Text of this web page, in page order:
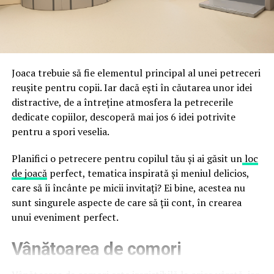
împreună, nu în tensiune una cu cealaltă, pe toată
durata de viață a amenajării, indiferent de câte sezoane
Directoratul Național de Securitate Cibernetică (DNSC)
financiare. Instituția recomandă verificarea atentă a
sursei mesajelor și raportarea incidentelor la numărul
unic 1911.
Campaniile identificate în ultimele săptămâni folosesc
false de streaming, coduri QR malițioase și mesaje care
promit bilete, rambursări, premii sau acces gratuit la
meciuri. FBI a emis în luna mai un avertisment privind
site-urile care clonează platforma oficială prin
modificări minore ale denumirii domeniului, precum
a colecta date personale și bancare.
Joaca trebuie să fie elementul principal al unei petreceri
reușite pentru copii. Iar dacă ești în căutarea unor idei
distractive, de a întreține atmosfera la petrecerile
dedicate copiilor, descoperă mai jos 6 idei potrivite
pentru a spori veselia.
Planifici o petrecere pentru copilul tău și ai găsit unloc
de joacăperfect, tematica inspirată și meniul delicios,
care să îi încânte pe micii invitați? Ei bine, acestea nu
sunt singurele aspecte de care să ții cont, în crearea
unui eveniment perfect.
Vânătoarea de comori